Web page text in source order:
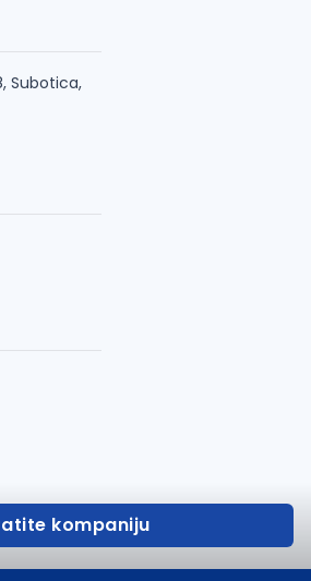
Subotica,
kompaniju